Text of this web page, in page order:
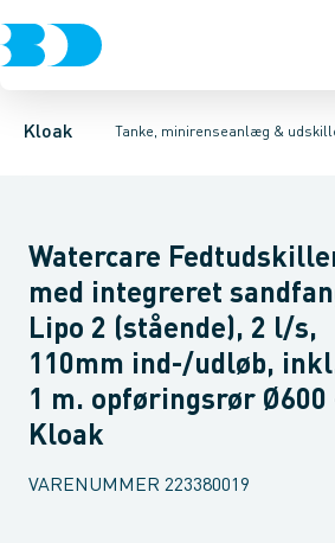
Kloak Tanke, minirenseanlæg &
Rør & fittingsBrøndeBrøndgods
Udskillere Tanke Tilbehør til tanke
OlieudskillereFedtudskillere
Watercare
med integreret
Lipo 2 (stående), 2 l/s,
110mm ind-/udløb,
1 m. opføringsrør Ø600
Kloak
VARENUMMER 223380019